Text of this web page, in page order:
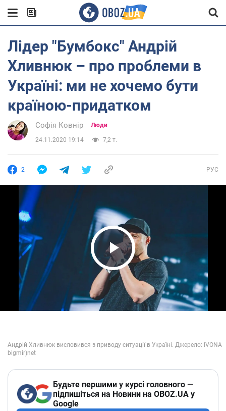
Лідер "Бумбокс" Андрій
Хливнюк – про проблеми в
Україні: ми не хочемо бути
країною-придатком
Софія Ковнір Люди
24.11.2020 19:14 7,2 т.
2 РУС
Play Video
Будьте першими у курсі головного —
підпишіться на Новини на OBOZ.UA у
Google